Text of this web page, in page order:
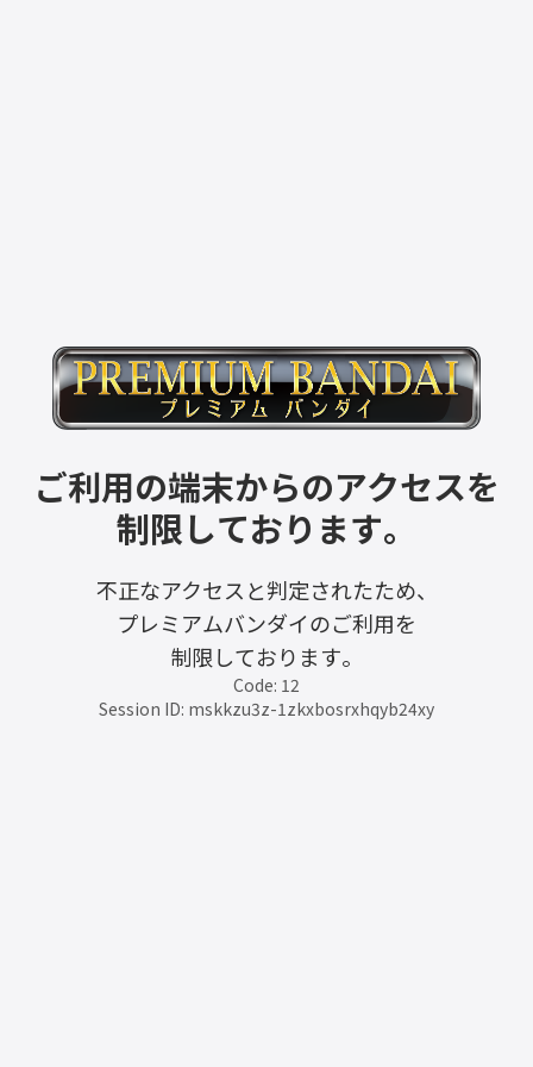
ご利用の端末からのアクセスを
制限しております。
不正なアクセスと判定されたため、
プレミアムバンダイのご利用を
制限しております。
Code: 12
Session ID: mskkzu3z-1zkxbosrxhqyb24xy